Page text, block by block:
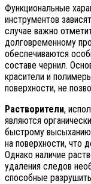
Функциональные
инструментов
случае важно
долговременному
обеспечиваются
составе чернил.
красители и
поверхности, не
Растворители,
являются
быстрому высыханию
на поверхности, что
Однако наличие
удаления следов
способные